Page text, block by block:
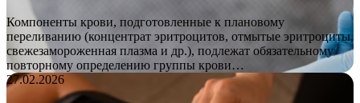
Компоненты крови, подготовленные к плановому
переливанию (концентрат эритроцитов, отмытые эритроциты,
свежезамороженная плазма и др.), подлежат обязательному
повторному определению группы крови…
27.02.2026